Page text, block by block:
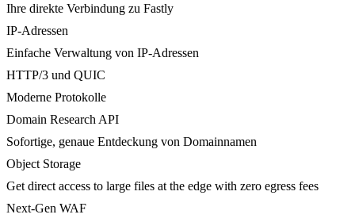
Ihre direkte Verbindung zu Fastly
IP-Adressen
Einfache Verwaltung von IP-Adressen
HTTP/3 und QUIC
Moderne Protokolle
Domain Research API
Sofortige, genaue Entdeckung von Domainnamen
Object Storage
Get direct access to large files at the edge with zero egress fees
Next-Gen WAF